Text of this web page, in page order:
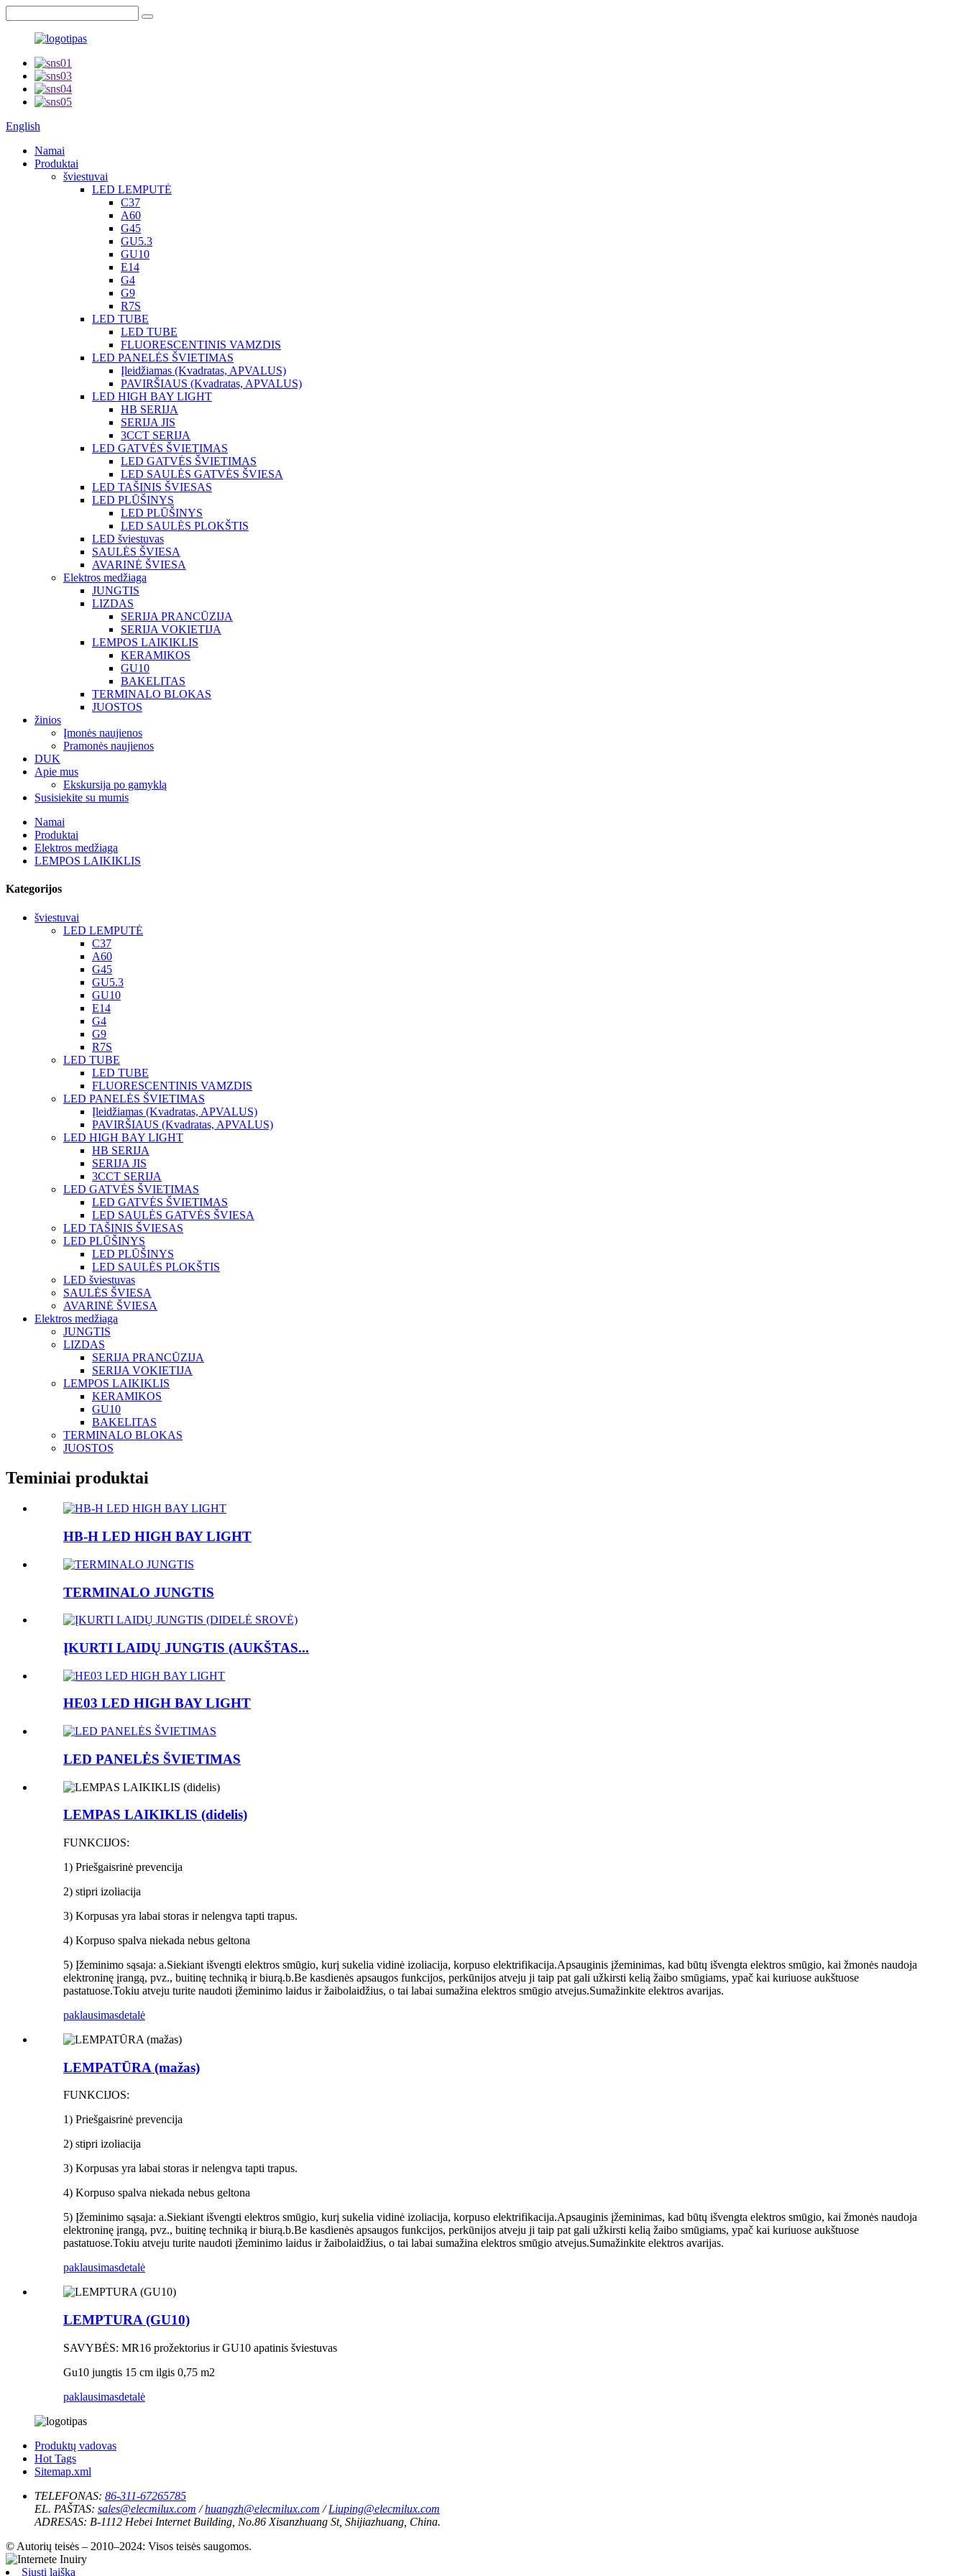
English
Namai
Produktai
šviestuvai
LED LEMPUTĖ
C37
A60
G45
GU5.3
GU10
E14
G4
G9
R7S
LED TUBE
LED TUBE
FLUORESCENTINIS VAMZDIS
LED PANELĖS ŠVIETIMAS
Įleidžiamas (Kvadratas, APVALUS)
PAVIRŠIAUS (Kvadratas, APVALUS)
LED HIGH BAY LIGHT
HB SERIJA
SERIJA JIS
3CCT SERIJA
LED GATVĖS ŠVIETIMAS
LED GATVĖS ŠVIETIMAS
LED SAULĖS GATVĖS ŠVIESA
LED TAŠINIS ŠVIESAS
LED PLŪŠINYS
LED PLŪŠINYS
LED SAULĖS PLOKŠTIS
LED šviestuvas
SAULĖS ŠVIESA
AVARINĖ ŠVIESA
Elektros medžiaga
JUNGTIS
LIZDAS
SERIJA PRANCŪZIJA
SERIJA VOKIETIJA
LEMPOS LAIKIKLIS
KERAMIKOS
GU10
BAKELITAS
TERMINALO BLOKAS
JUOSTOS
žinios
Įmonės naujienos
Pramonės naujienos
DUK
Apie mus
Ekskursija po gamyklą
Susisiekite su mumis
Namai
Produktai
Elektros medžiaga
LEMPOS LAIKIKLIS
Kategorijos
šviestuvai
LED LEMPUTĖ
C37
A60
G45
GU5.3
GU10
E14
G4
G9
R7S
LED TUBE
LED TUBE
FLUORESCENTINIS VAMZDIS
LED PANELĖS ŠVIETIMAS
Įleidžiamas (Kvadratas, APVALUS)
PAVIRŠIAUS (Kvadratas, APVALUS)
LED HIGH BAY LIGHT
HB SERIJA
SERIJA JIS
3CCT SERIJA
LED GATVĖS ŠVIETIMAS
LED GATVĖS ŠVIETIMAS
LED SAULĖS GATVĖS ŠVIESA
LED TAŠINIS ŠVIESAS
LED PLŪŠINYS
LED PLŪŠINYS
LED SAULĖS PLOKŠTIS
LED šviestuvas
SAULĖS ŠVIESA
AVARINĖ ŠVIESA
Elektros medžiaga
JUNGTIS
LIZDAS
SERIJA PRANCŪZIJA
SERIJA VOKIETIJA
LEMPOS LAIKIKLIS
KERAMIKOS
GU10
BAKELITAS
TERMINALO BLOKAS
JUOSTOS
Teminiai produktai
HB-H LED HIGH BAY LIGHT
TERMINALO JUNGTIS
ĮKURTI LAIDŲ JUNGTIS (AUKŠTAS...
HE03 LED HIGH BAY LIGHT
LED PANELĖS ŠVIETIMAS
LEMPAS LAIKIKLIS (didelis)
FUNKCIJOS:
1) Priešgaisrinė prevencija
2) stipri izoliacija
3) Korpusas yra labai storas ir nelengva tapti trapus.
4) Korpuso spalva niekada nebus geltona
5) Įžeminimo sąsaja: a.Siekiant išvengti elektros smūgio, kurį sukelia vidinė izoliacija, korpuso elektrifikacija.Apsauginis įžeminimas, kad būtų išvengta elektros smūgio, kai žmonės naudoja
elektroninę įrangą, pvz., buitinę techniką ir biurą.b.Be kasdienės apsaugos funkcijos, perkūnijos atveju ji taip pat gali užkirsti kelią žaibo smūgiams, ypač kai kuriuose aukštuose
pastatuose.Tokiu atveju turite naudoti įžeminimo laidus ir žaibolaidžius, o tai labai sumažina elektros smūgio atvejus.Sumažinkite elektros avarijas.
paklausimasdetalė
LEMPATŪRA (mažas)
FUNKCIJOS:
1) Priešgaisrinė prevencija
2) stipri izoliacija
3) Korpusas yra labai storas ir nelengva tapti trapus.
4) Korpuso spalva niekada nebus geltona
5) Įžeminimo sąsaja: a.Siekiant išvengti elektros smūgio, kurį sukelia vidinė izoliacija, korpuso elektrifikacija.Apsauginis įžeminimas, kad būtų išvengta elektros smūgio, kai žmonės naudoja
elektroninę įrangą, pvz., buitinę techniką ir biurą.b.Be kasdienės apsaugos funkcijos, perkūnijos atveju ji taip pat gali užkirsti kelią žaibo smūgiams, ypač kai kuriuose aukštuose
pastatuose.Tokiu atveju turite naudoti įžeminimo laidus ir žaibolaidžius, o tai labai sumažina elektros smūgio atvejus.Sumažinkite elektros avarijas.
paklausimasdetalė
LEMPTURA (GU10)
SAVYBĖS: MR16 prožektorius ir GU10 apatinis šviestuvas
Gu10 jungtis 15 cm ilgis 0,75 m2
paklausimasdetalė
Produktų vadovas
Hot Tags
Sitemap.xml
TELEFONAS: 86-311-67265785
EL. PAŠTAS: sales@elecmilux.com /huangzh@elecmilux.com /Liuping@elecmilux.com
ADRESAS: B-1112 Hebei Internet Building, No.86 Xisanzhuang St, Shijiazhuang, China.
© Autorių teisės – 2010–2024: Visos teisės saugomos.
Siųsti laišką